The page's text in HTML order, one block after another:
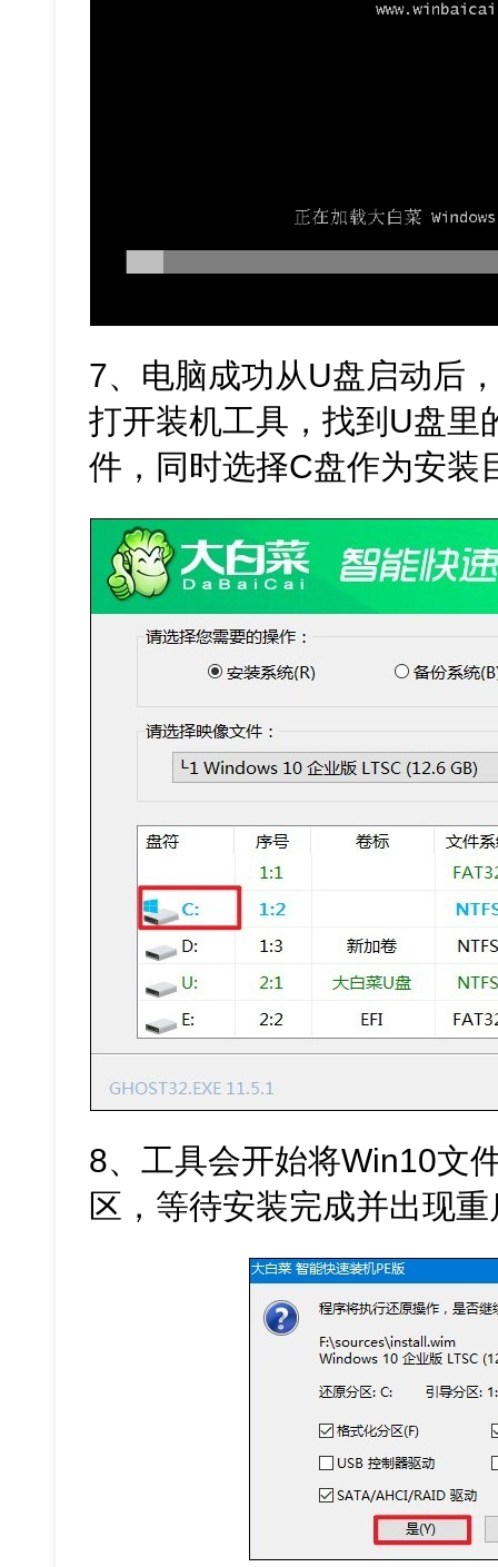
7、电脑成功从U盘启动后
打开装机工具，找到U盘里
件，同时选择C盘作为安装
8、工具会开始将Win10文
区，等待安装完成并出现